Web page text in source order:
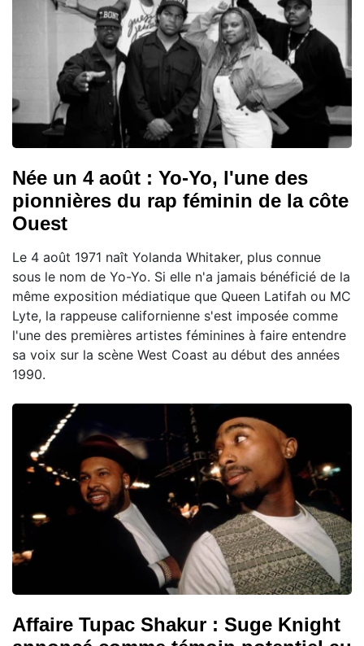
Née un 4 août : Yo-Yo, l'une des
pionnières du rap féminin de la côte
Ouest
Le 4 août 1971 naît Yolanda Whitaker, plus connue
sous le nom de Yo-Yo. Si elle n'a jamais bénéficié de la
même exposition médiatique que Queen Latifah ou MC
Lyte, la rappeuse californienne s'est imposée comme
l'une des premières artistes féminines à faire entendre
sa voix sur la scène West Coast au début des années
1990.
Affaire Tupac Shakur : Suge Knight